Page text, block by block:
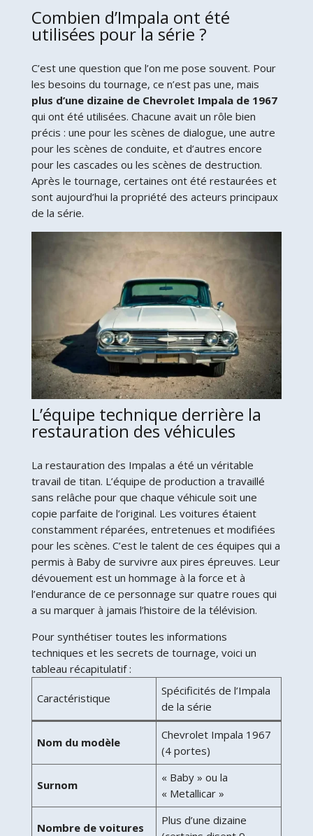
Combien d’Impala ont été
utilisées pour la série ?
C’est une question que l’on me pose souvent. Pour
les besoins du tournage, ce n’est pas une, mais
plus d’une dizaine de Chevrolet Impala de 1967
qui ont été utilisées. Chacune avait un rôle bien
précis : une pour les scènes de dialogue, une autre
pour les scènes de conduite, et d’autres encore
pour les cascades ou les scènes de destruction.
Après le tournage, certaines ont été restaurées et
sont aujourd’hui la propriété des acteurs principaux
de la série.
L’équipe technique derrière la
restauration des véhicules
La restauration des Impalas a été un véritable
travail de titan. L’équipe de production a travaillé
sans relâche pour que chaque véhicule soit une
copie parfaite de l’original. Les voitures étaient
constamment réparées, entretenues et modifiées
pour les scènes. C’est le talent de ces équipes qui a
permis à Baby de survivre aux pires épreuves. Leur
dévouement est un hommage à la force et à
l’endurance de ce personnage sur quatre roues qui
a su marquer à jamais l’histoire de la télévision.
Pour synthétiser toutes les informations
techniques et les secrets de tournage, voici un
tableau récapitulatif :
Caractéristique
Spécificités de l’Impala
de la série
Nom du modèle
Chevrolet Impala 1967
(4 portes)
Surnom
« Baby » ou la
« Metallicar »
Nombre de voitures
Plus d’une dizaine